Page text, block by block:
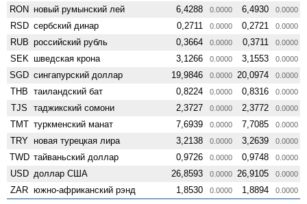
RON новый румынский лей 6,4288 0.0000 6,4930 0.0000
RSD сербский динар 0,2711 0.0000 0,2721 0.0000
RUB российский рубль 0,3664 0.0000 0,3711 0.0000
SEK шведская крона 3,1266 0.0000 3,1553 0.0000
SGD сингапурский доллар 19,9846 0.0000 20,0974 0.0000
THB таиландский бат 0,8224 0.0000 0,8316 0.0000
TJS таджикский сомони 2,3727 0.0000 2,3772 0.0000
TMT туркменский манат 7,6939 0.0000 7,7085 0.0000
TRY новая турецкая лира 3,2138 0.0000 3,2639 0.0000
TWD тайваньский доллар 0,9726 0.0000 0,9748 0.0000
USD доллар США 26,8593 0.0000 26,9105 0.0000
ZAR южно-африканский рэнд 1,8530 0.0000 1,8894 0.0000